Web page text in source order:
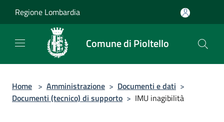
Regione Lombardia
Comune di Pioltello
Home > Amministrazione > Documenti e dati >
Documenti (tecnico) di supporto > IMU inagibilità